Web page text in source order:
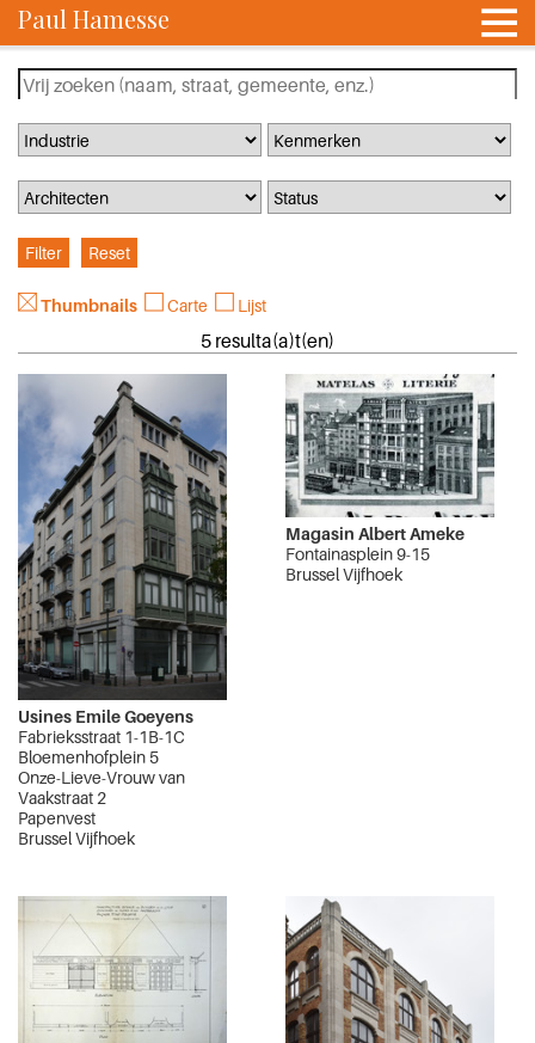
Paul Hamesse
Thumbnails Carte Lijst
5 resulta(a)t(en)
Usines Emile Goeyens
Fabrieksstraat 1-1B-1C
Bloemenhofplein 5
Onze-Lieve-Vrouw van
Vaakstraat 2
Papenvest
Brussel Vijfhoek
Magasin Albert Ameke
Fontainasplein 9-15
Brussel Vijfhoek